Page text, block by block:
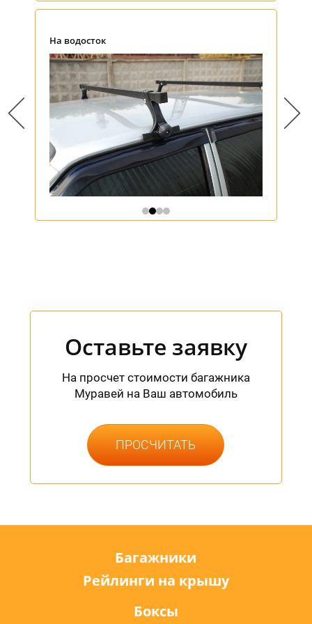
На водосток
Оставьте заявку
На просчет стоимости багажника
Муравей на Ваш автомобиль
ПРОСЧИТАТЬ
Багажники
Рейлинги на крышу
Боксы